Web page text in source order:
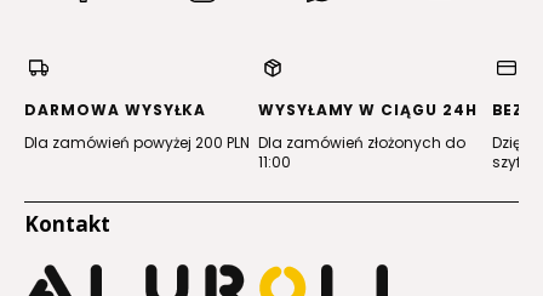
nowej
nowej
DARMOWA WYSYŁKA
Dla zamówień powyżej 200 PLN
WYSYŁAMY W CIĄGU 24H
Dla zamówień złożonych do
11:00
Dzięki
Kontakt